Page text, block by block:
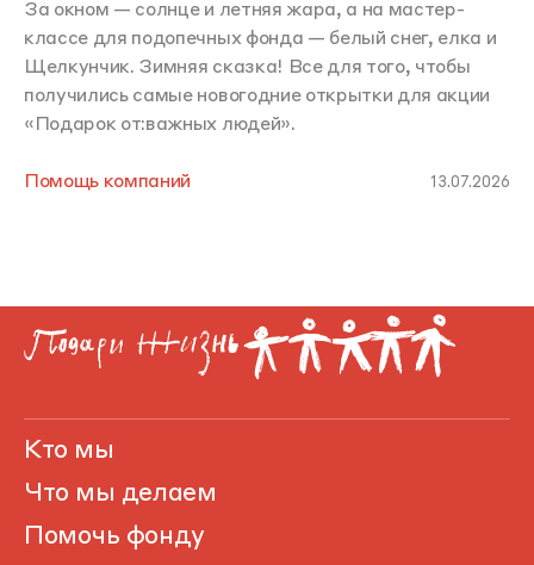
За окном — солнце и летняя жара, а на мастер-
классе для подопечных фонда — белый снег, елка и
Щелкунчик. Зимняя сказка! Все для того, чтобы
получились самые новогодние открытки для акции
«Подарок от:важных людей».
Помощь компаний 13.07.2026
Кто мы
Что мы делаем
Помочь фонду